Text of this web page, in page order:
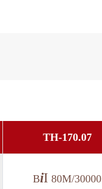
TH-170.07
BiI 80M/30000